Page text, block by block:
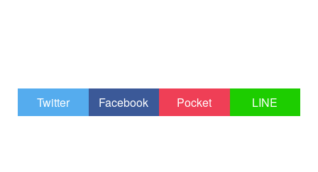
Twitter Facebook Pocket LINE